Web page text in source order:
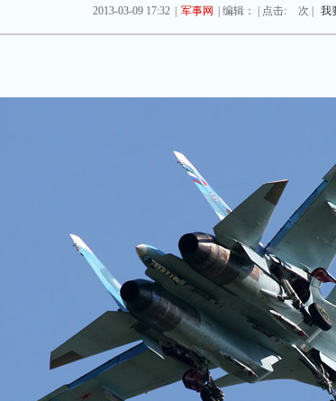
2013-03-09 17:32 军事网 | 编辑： | 点击: 次 | 我